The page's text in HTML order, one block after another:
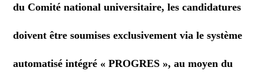
du Comité national universitaire, les candidatures
doivent être soumises exclusivement via le système
automatisé intégré « PROGRES », au moyen du